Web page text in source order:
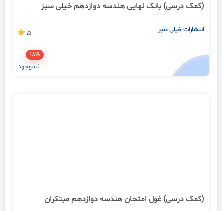
(کمک درسی) بانک نهایی هندسه دوازدهم خیلی سبز
انتشارات خیلی سبز 5
18%
ناموجود
(کمک درسی) غول امتحان هندسه دوازدهم مبتکران